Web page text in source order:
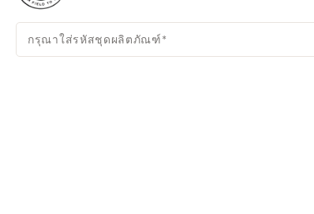
เนื่องจากนวัตกรรมไม่เคยหยุดนิ่ง เซรั่มบำรุงรอบดวงตา Clarins
การออกแบบให้เป็นมิตรกับสิ่งแวดล้อม:
กรุณาใส่รหัสชุดผลิตภัณฑ์*